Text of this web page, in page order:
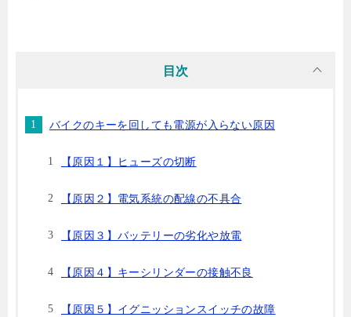
目次
バイクのキーを回しても電源が入らない原因
【原因１】ヒューズの切断
【原因２】電気系統の配線の不具合
【原因３】バッテリーの劣化や放電
【原因４】キーシリンダーの接触不良
【原因５】イグニッションスイッチの故障